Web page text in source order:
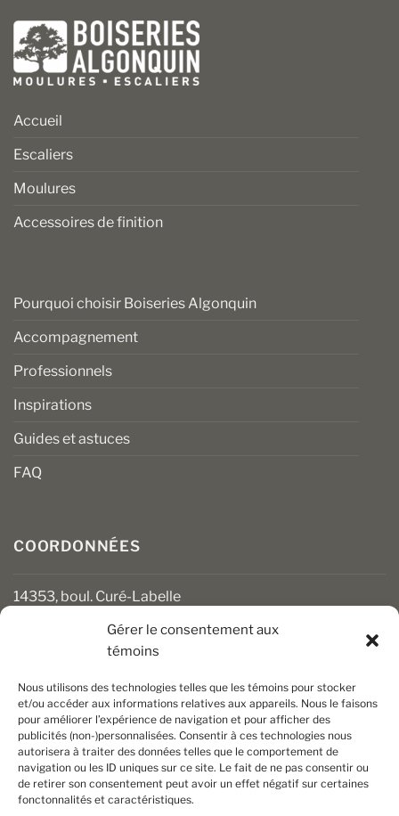
Gérer le consentement aux
témoins
Nous utilisons des technologies telles que les témoins pour stocker
et/ou accéder aux informations relatives aux appareils. Nous le faisons
pour améliorer l’expérience de navigation et pour afficher des
publicités (non-)personnalisées. Consentir à ces technologies nous
autorisera à traiter des données telles que le comportement de
navigation ou les ID uniques sur ce site. Le fait de ne pas consentir ou
de retirer son consentement peut avoir un effet négatif sur certaines
fonctonnalités et caractéristiques.
Accueil
Escaliers
Moulures
Accessoires de finition
Pourquoi choisir Boiseries Algonquin
Accompagnement
Professionnels
Inspirations
Guides et astuces
FAQ
COORDONNÉES
14353, boul. Curé-Labelle
clients@boiseriesalgonquin.com
HEURES D’OUVERTURE
Lundi au vendredi : 6 h 30 à 17 h 30
Samedi : 8 h à 17 h
Dimanche : Fermé